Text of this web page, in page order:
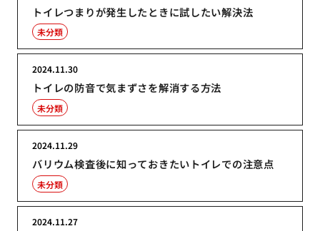
トイレつまりが発生したときに試したい解決法
未分類
トイレの防音で気まずさを解消する方法
2024.11.30
未分類
バリウム検査後に知っておきたいトイレでの注意点
2024.11.29
未分類
2024.11.27